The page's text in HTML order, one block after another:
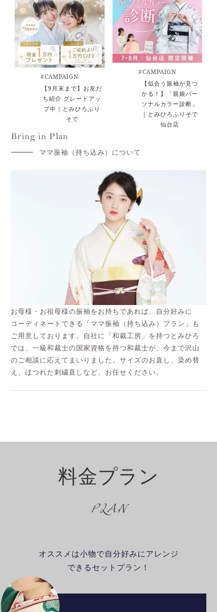
#CAMPAIGN
【9月末まで】お友だ
ち紹介 グレードアッ
プ中｜とみひろふり
そで
#CAMPAIGN
【似合う振袖が見つ
かる！】「親娘パー
ソナルカラー診断」
｜とみひろふりそで
仙台店
Bring in Plan
ママ振袖（持ち込み）について
お母様・お祖母様の振袖をお持ちであれば、自分好みに
コーディネートできる「ママ振袖（持ち込み）プラン」も
ご用意しております。自社に「和裁工房」を持つとみひろ
では、一級和裁士の国家資格を持つ和裁士が、今まで沢山
のご相談に応えてまいりました。サイズのお直し、染め替
え、ほつれた刺繍直しなど、お任せください。
料金プラン
PLAN
オススメは小物で自分好みにアレンジ
できるセットプラン！